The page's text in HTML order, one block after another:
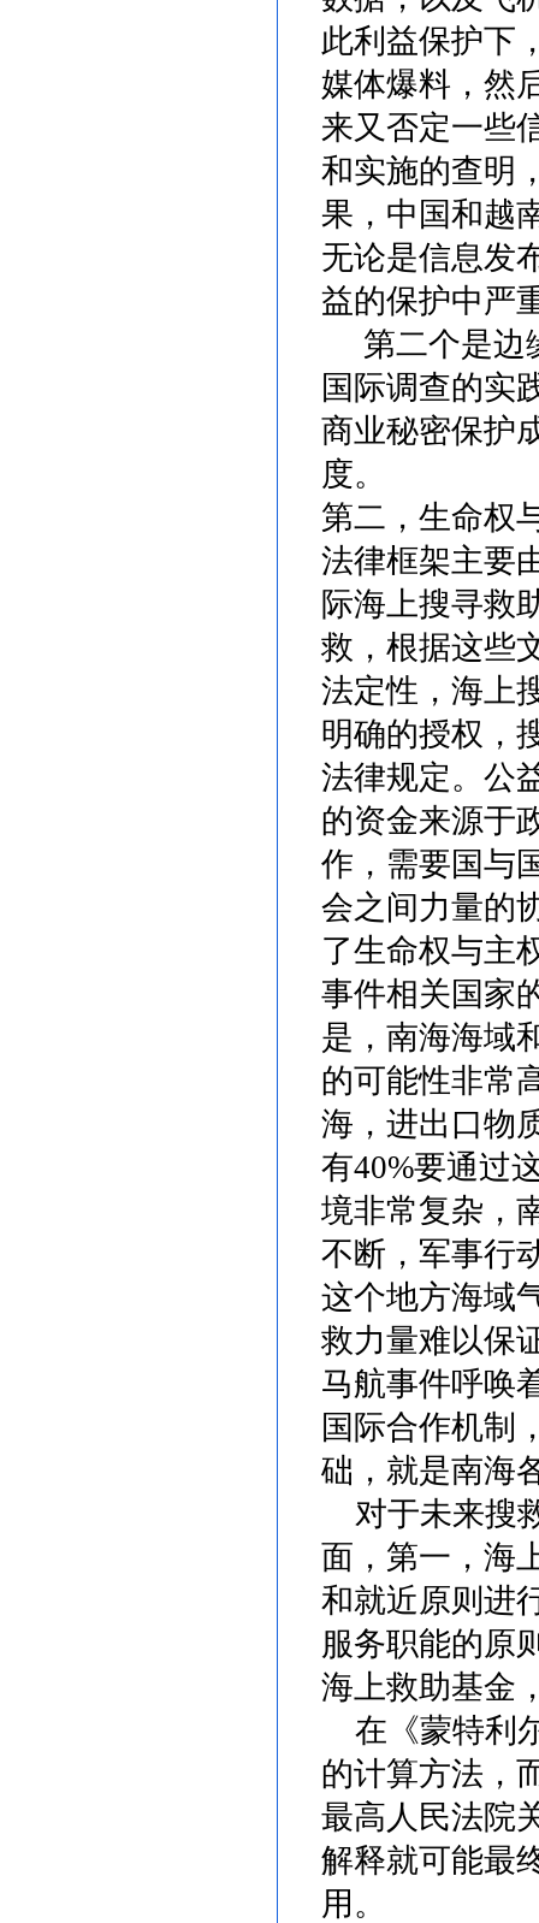
此利益保护下
媒体爆料，然
来又否定一些
和实施的查明
果，中国和越
无论是信息发
益的保护中严
第二个是边
国际调查的实
商业秘密保护
度。
第二，生命权
法律框架主要
际海上搜寻救
救，根据这些
法定性，海上
明确的授权，
法律规定。 公
的资金来源于
作，需要国与
会之间力量的
了生命权与主
事件相关国家
是，南海海域
的可能性非常
海，进出口物
有40%要通过
境非常复杂，
不断，军事行
这个地方海域
救力量难以保
马航事件呼唤
国际合作机制
础，就是南海
对于未来搜
面，第一，海
和就近原则进
服务职能的原
海上救助基金
在《蒙特利
的计算方法，
最高人民法院
解释就可能最
用。